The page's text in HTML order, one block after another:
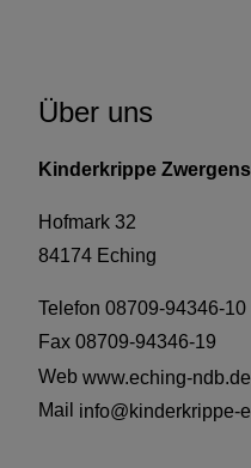
Über uns
Kinderkrippe
Hofmark 32
84174 Eching
Telefon 08709-94346-10
Fax 08709-94346-19
Web www.eching-ndb.de
Mail info@kinderkrippe-